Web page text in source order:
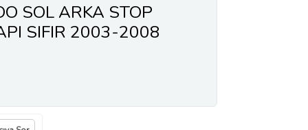
SOL ARKA STOP
SIFIR 2003-2008